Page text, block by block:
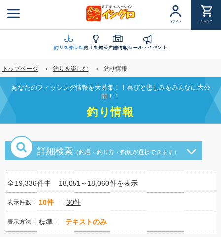
ン
に
移
動
ログイン ショップ
釣りを楽しむ釣りを知る店舗情報セール・イベント
トップページ 釣りを楽しむ 釣り情報
あなたのフィッシング情報を大募集！！喜びと悲しみをみんなに大公
開！！
釣り情報
詳細検索 （釣場・釣り方・釣魚が選択できます）
全19,336件中 18,051～18,060件を表示
表示件数 10件 30件
表示方法 標準 テキストのみ